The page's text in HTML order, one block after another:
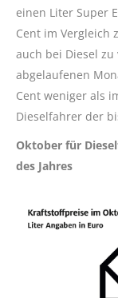
einen Liter Super
Cent im Vergleich
auch bei Diesel
abgelaufenen
Cent weniger als
Dieselfahrer der
Oktober für
des Jahres